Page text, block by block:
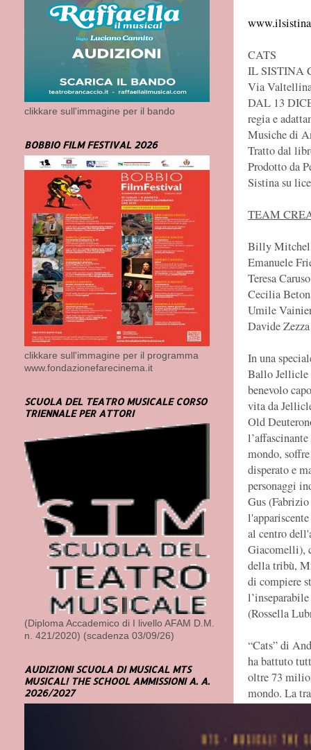
CATS
IL SISTINA
Via
DAL 13
regia e
Musiche di
Tratto dal
Prodotto da
Sistina su
TEAM
Billy
Emanuele
Teresa
Cecilia
Umile
Davide
In una
Ballo Jellicle
benevolo
vita da
Old
mondo,
disperato e
personaggi
Gus
al centro
Giacomelli),
della tribù,
di compiere
(Rossella
“Cats” di
ha battuto
oltre 73
mondo. La
protagonisti.
clikkare sull'immagine per il bando
BOBBIO FILM FESTIVAL 2026
clikkare sull'immagine per il programma
www.fondazionefarecinema.it
SCUOLA DEL TEATRO MUSICALE CORSO
TRIENNALE PER ATTORI
(Diploma Accademico di I livello AFAM D.M.
n. 421/2020) (scadenza 03/09/26)
AUDIZIONI SCUOLA DI MUSICAL MTS
MUSICAL! THE SCHOOL AMMISSIONI A. A.
2026/2027